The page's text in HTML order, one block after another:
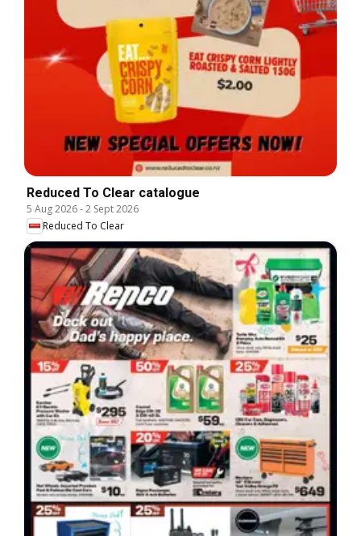
Reduced To Clear catalogue
5 Aug 2026-2 Sept 2026
Reduced To Clear